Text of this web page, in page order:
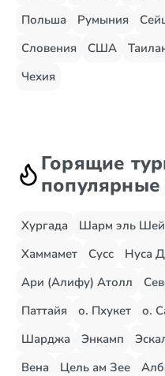
Польша
Румыния
Словения
США
Чехия
Горящие
Хургада Шарм эль
Хаммамет
Сусс
Нуса
Ари (Алифу) Атолл
Паттайя
о. Пхукет о.
Шарджа
Энкамп
Вена
Цель ам Зее